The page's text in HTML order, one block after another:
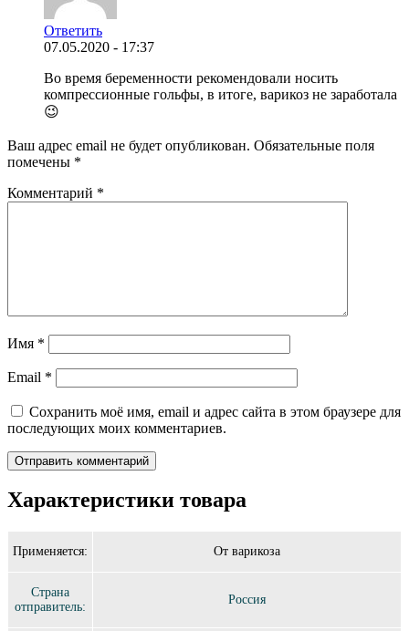
Ответить
07.05.2020 - 17:37
Во время беременности рекомендовали носить
компрессионные гольфы, в итоге, варикоз не заработала
😉
Ваш адрес email не будет опубликован. Обязательные поля
помечены *
Комментарий *
Имя *
Email *
Сохранить моё имя, email и адрес сайта в этом браузере для
последующих моих комментариев.
Характеристики товара
Применяется: От варикоза
Страна
отправитель:
Россия